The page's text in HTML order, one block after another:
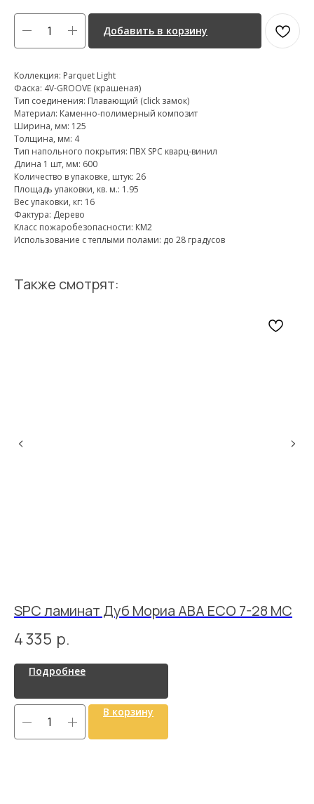
Добавить в корзину
Коллекция: Parquet Light
Фаска: 4V-GROOVE (крашеная)
Тип соединения: Плавающий (click замок)
Материал: Каменно-полимерный композит
Ширина, мм: 125
Толщина, мм: 4
Тип напольного покрытия: ПВХ SPC кварц-винил
Длина 1 шт, мм: 600
Количество в упаковке, штук: 26
Площадь упаковки, кв. м.: 1.95
Вес упаковки, кг: 16
Фактура: Дерево
Класс пожаробезопасности: КМ2
Использование с теплыми полами: до 28 градусов
Также смотрят:
SPC ламинат Дуб Мориа ABA ECO 7-28 MC
4 335 р.
Подробнее
В корзину